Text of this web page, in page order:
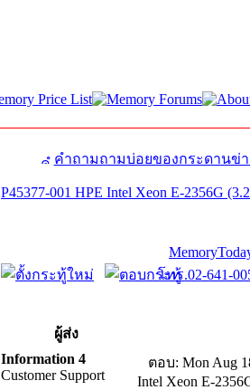
คำถามถามบ่อยของกระดานข่
P45377-001 HPE Intel Xeon E-2356G
โทร.02-641-
ผู้ส่ง
Information 4
Customer Support
ตอบ: Mon Aug
Intel Xeon E-